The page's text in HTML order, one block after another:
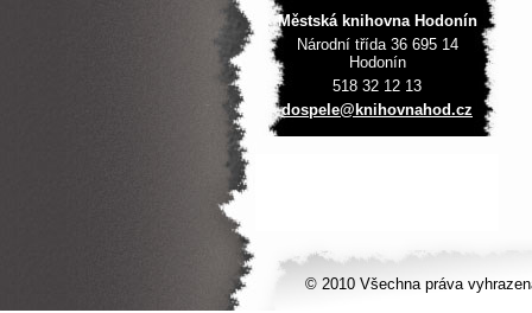
Městská knihovna Hodonín
Národní třída 36 695 14
Hodonín
518 32 12 13
dospele@ knihovnahod.cz
© 2010 Všechna práva